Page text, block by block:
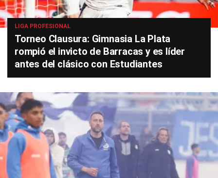
LIGA PROFESIONAL
Torneo Clausura: Gimnasia La Plata
rompió el invicto de Barracas y es líder
antes del clásico con Estudiantes